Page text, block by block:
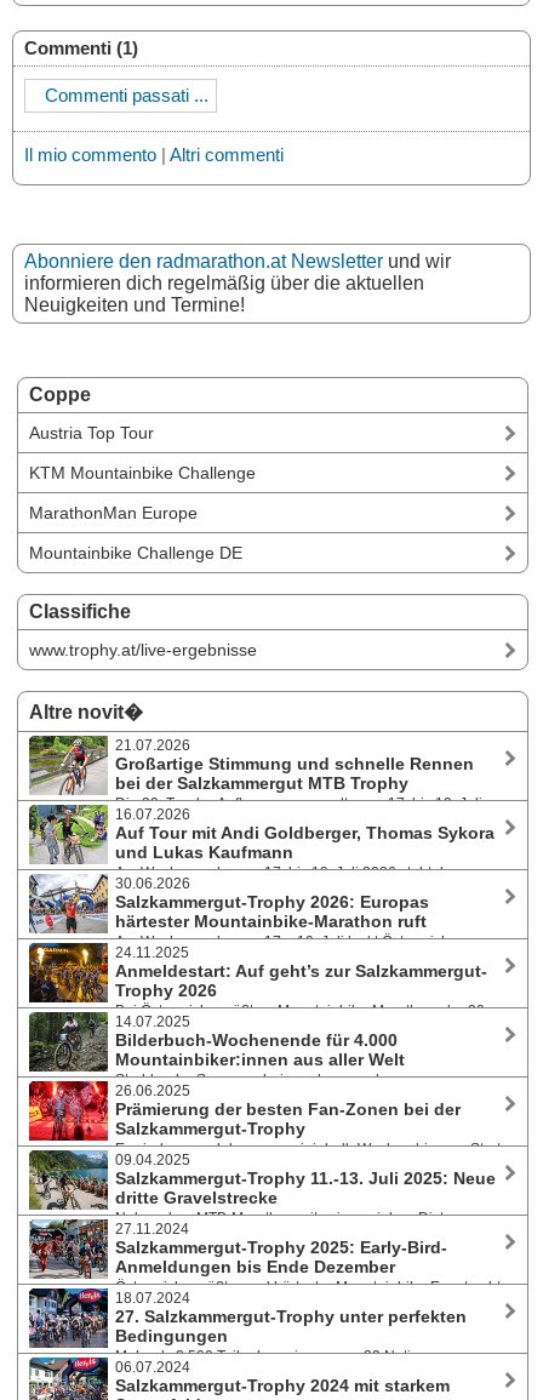
Coppe
Austria Top Tour
KTM Mountainbike Challenge
MarathonMan Europe
Mountainbike Challenge DE
Classifiche
www.trophy.at/live-ergebnisse
Altre novit�
21.07.2026
Großartige Stimmung und schnelle Rennen
bei der Salzkammergut MTB Trophy
Die 29. Trophy-Auflage versammelte von 17. bis 19. Juli
2026 über 4.200 Teilnehmer:innen aus 42 Nationen zu einem
Mountainbike-Fest in und rund um Bad Goisern. Manuel Pliem fuhr auf
der Extremdistanz in Rekordzeit zu seinem zweiten Sieg in Folge.
16.07.2026
Auf Tour mit Andi Goldberger, Thomas Sykora
und Lukas Kaufmann
Am Wochenende vom 17. bis 19. Juli 2026 steht das
Salzkammergut wieder ganz im Zeichen des Mountainbike-Sports.
Parallel zu MTB- und Gravelmarathon bietet die Salzkammergut-Trophy
an allen drei Tagen geführte eMTB-Touren an. Nachnennungen zu
allen Bewerben noch möglich.
30.06.2026
Salzkammergut-Trophy 2026: Europas
härtester Mountainbike-Marathon ruft
Am Wochenende vom 17. - 19. Juli lockt Österreichs
größtes Mountainbike-Event wieder tausende Teilnehmer:innen nach
Bad Goisern. Hochkarätig besetztes Starterfeld auf der Extremdistanz.
Strecken auch für Einsteiger und Genussfahrer, tolles
Rahmenprogramm, Junior Trophy und Schnitzeljagd.
24.11.2025
Anmeldestart: Auf geht’s zur Salzkammergut-
Trophy 2026
Bei Österreichs größtem Mountainbike-Marathon, der 29.
Salzkammergut-Trophy vom 17. bis 19. Juli 2026, verwandelt sich die
UNESCO-Welterberegion Hallstatt–Dachstein/Salzkammergut wieder
zur Bike-Hochburg Österreichs.
14.07.2025
Bilderbuch-Wochenende für 4.000
Mountainbiker:innen aus aller Welt
Strahlender Sonnenschein und angenehme
Temperaturen, perfekte Streckenbedingungen und sportliche
Höchstleistungen prägten von 11. bis 13. Juli 2025 die 28. Auflage der
Salzkammergut Mountainbike Trophy. Auf der Extremstrecke
präsentierten sich neue Siegergesichter.
26.06.2025
Prämierung der besten Fan-Zonen bei der
Salzkammergut-Trophy
Es sind nur noch knapp zweieinhalb Wochen bis zum Start
der 28. Salzkammergut Trophy am 12. Juli 2025. Neben dem MTB-
Marathon mit sieben Distanzen zwischen 22 und 204 Kilometern, drei
Gravelkursen, Team- und Sonderwertungen, wartet ein attraktives 3-
Tages-Programm. Personalisierte Startnummern noch bis 28. Juni.
09.04.2025
Salzkammergut-Trophy 11.-13. Juli 2025: Neue
dritte Gravelstrecke
Neben dem MTB-Marathon mit seinen sieben Distanzen
zwischen 22 und 210 Kilometern und den zwei Gravelkursen mit 22
und 67 km haben die Trophy-Macher heuer eine neue Gravel-Strecke
mit 52 Kilometern und 1.300 Höhenmetern vorbereitet. Mehr als 1.000
Biker:innen haben sich bereits angemeldet - reduzierte Startgebühren
noch bis 15. April.
27.11.2024
Salzkammergut-Trophy 2025: Early-Bird-
Anmeldungen bis Ende Dezember
Österreichs größter und härtester Mountainbike-Event geht
vom 11. bis 13. Juli 2025 in seine 28. Auflage. Sportler:innen können
wieder aus sieben Marathon-Distanzen zwischen 22 und 210 Kilometer
wählen. Zusätzlich stehen zwei Gravelmarathons und der
außergewöhnliche Einradmarathon am Programm.
18.07.2024
27. Salzkammergut-Trophy unter perfekten
Bedingungen
Mehr als 3.500 Teilnehmer:innen aus 39 Nationen waren
von 12. - 14. Juli 2024 bei Mountainbike- und Gravel-Marathon, Junior
Trophy und Schnitzeljagd am Start. Philip Handl und Bianca Somavilla
06.07.2024
Salzkammergut-Trophy 2024 mit starkem
Commenti (1)
Commenti passati ...
Il mio commento | Altri commenti
Abonniere den radmarathon.at Newsletter und wir
informieren dich regelmäßig über die aktuellen
Neuigkeiten und Termine!